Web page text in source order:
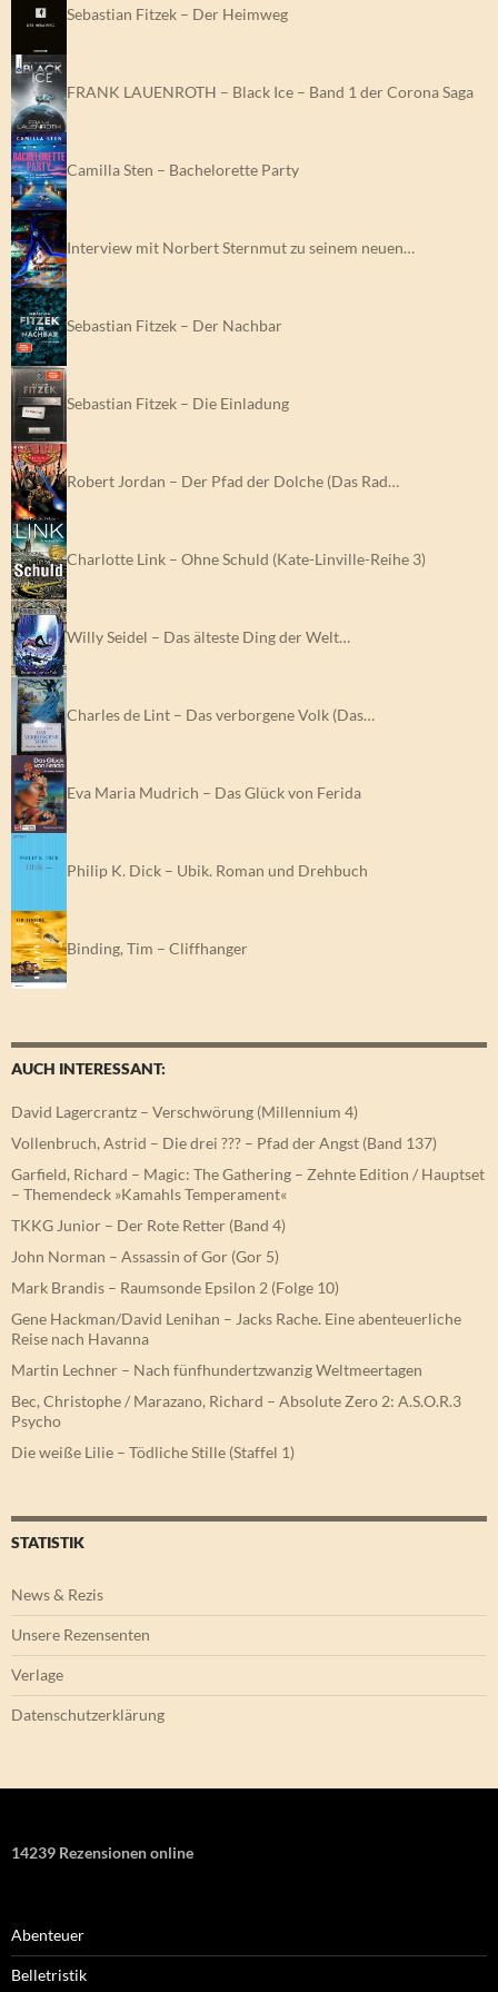
Sebastian Fitzek – Der Heimweg
FRANK LAUENROTH – Black Ice – Band 1 der Corona Saga
Camilla Sten – Bachelorette Party
Interview mit Norbert Sternmut zu seinem neuen…
Sebastian Fitzek – Der Nachbar
Sebastian Fitzek – Die Einladung
Robert Jordan – Der Pfad der Dolche (Das Rad…
Charlotte Link – Ohne Schuld (Kate-Linville-Reihe 3)
Willy Seidel – Das älteste Ding der Welt…
Charles de Lint – Das verborgene Volk (Das…
Eva Maria Mudrich – Das Glück von Ferida
Philip K. Dick – Ubik. Roman und Drehbuch
Binding, Tim – Cliffhanger
AUCH INTERESSANT:
David Lagercrantz – Verschwörung (Millennium 4)
Vollenbruch, Astrid – Die drei ??? – Pfad der Angst (Band 137)
Garfield, Richard – Magic: The Gathering – Zehnte Edition / Hauptset
– Themendeck »Kamahls Temperament«
TKKG Junior – Der Rote Retter (Band 4)
John Norman – Assassin of Gor (Gor 5)
Mark Brandis – Raumsonde Epsilon 2 (Folge 10)
Gene Hackman/David Lenihan – Jacks Rache. Eine abenteuerliche
Reise nach Havanna
Martin Lechner – Nach fünfhundertzwanzig Weltmeertagen
Bec, Christophe / Marazano, Richard – Absolute Zero 2: A.S.O.R.3
Psycho
Die weiße Lilie – Tödliche Stille (Staffel 1)
STATISTIK
News & Rezis
Unsere Rezensenten
Verlage
Datenschutzerklärung
14239 Rezensionen online
Abenteuer
Belletristik